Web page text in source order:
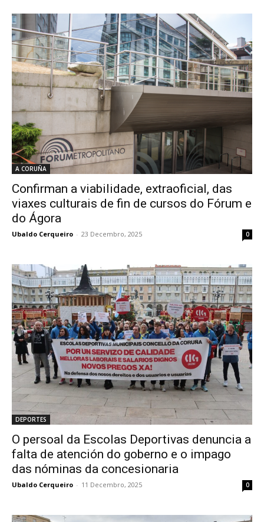
A CORUÑA
Confirman a viabilidade, extraoficial, das
viaxes culturais de fin de cursos do Fórum e
do Ágora
Ubaldo Cerqueiro - 23 Decembro, 2025 0
DEPORTES
O persoal da Escolas Deportivas denuncia a
falta de atención do goberno e o impago
das nóminas da concesionaria
Ubaldo Cerqueiro - 11 Decembro, 2025 0